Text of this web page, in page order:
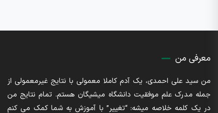
معرفی من
من سید علی احمدی، یک آدم کاملا معمولی با نتایج غیرمعمولی از
جمله مدرک علم موفقیت دانشگاه میشیگان هستم. تمام نتایج من
در یک کلمه خلاصه میشه: “تغییر” با آموزش به شما کمک می کنم